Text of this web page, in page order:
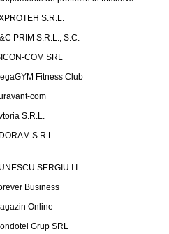
S.R.L.
PRIM S.R.L., S.C.
COM SRL
Fitness Club
com
S.R.L.
S.R.L.
SERGIU I.I.
Business
Online
Grup SRL